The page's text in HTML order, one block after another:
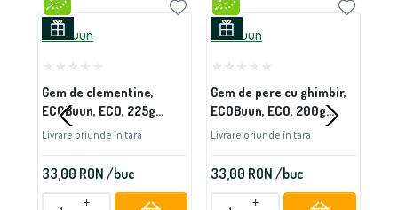
ECOBuun
Gem de clementine,
ECOBuun, ECO, 225g
(fara zahar)
Livrare oriunde în tara
33,00 RON /buc
+
ECOBuun
Gem de pere cu ghimbir,
ECOBuun, ECO, 200g
(fara zahar)
Livrare oriunde în tara
33,00 RON /buc
+